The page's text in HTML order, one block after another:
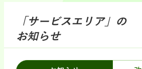
「サービスエリア」の
お知らせ